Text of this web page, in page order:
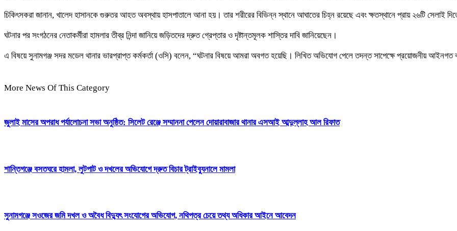
চিকিৎসকরা জানান, খালেদ হাসানকে গুরুতর আহত অবস্থায় হাসপাতালে আনা হয়। তার শরীরের বিভিন্ন স্থানে আঘাতের চিহ্ন রয়েছে এবং ক্ষতস্থানে প্রায় ২৬টি সেলাই দিতে
ঘটনার পর সংগঠনের নেতাকর্মীরা হামলার তীব্র নিন্দা জানিয়ে জড়িতদের দ্রুত গ্রেপ্তার ও দৃষ্টান্তমূলক শাস্তির দাবি জানিয়েছেন।
এ বিষয়ে সুনামগঞ্জ সদর মডেল থানার ভারপ্রাপ্ত কর্মকর্তা (ওসি) বলেন, “ঘটনার বিষয়ে আমরা অবগত হয়েছি। লিখিত অভিযোগ পেলে তদন্ত সাপেক্ষে প্রয়োজনীয় আইনগত
More News Of This Category
জুলাই মাসের অপরাধ পর্যালোচনা সভা অনুষ্ঠিত: সিলেট রেঞ্জে সম্মাননা পেলেন দোয়ারাবাজার থানার এসআই আব্দুল্লাহ আল রিফাত
শান্তিগঞ্জে বসতঘরে হামলা, লুটপাট ও দখলের অভিযোগে দ্রুত বিচার ট্রাইব্যুনালে মামলা
সুনামগঞ্জে সওজের জমি দখল ও অবৈধ বিদ্যুৎ সংযোগের অভিযোগ, নথিপত্র চেয়ে তথ্য অধিকার আইনে আবেদন